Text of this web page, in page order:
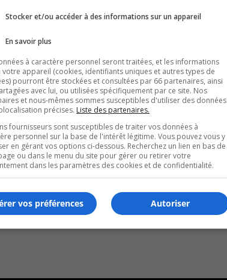
Stocker et/ou accéder à des informations sur un appareil
En savoir plus
à caractère personnel seront traitées, et les informations
votre appareil (cookies, identifiants uniques et autres types de
pourront être stockées et consultées par 66 partenaires, ainsi
avec lui, ou utilisées spécifiquement par ce site. Nos
et nous-mêmes sommes susceptibles d'utiliser des données
précises. Liste des partenaires.
fournisseurs sont susceptibles de traiter vos données à
personnel sur la base de l'intérêt légitime. Vous pouvez vous y
en gérant vos options ci-dessous. Recherchez un lien en bas de
ou dans le menu du site pour gérer ou retirer votre
dans les paramètres des cookies et de confidentialité.
Autoriser
vos préférences